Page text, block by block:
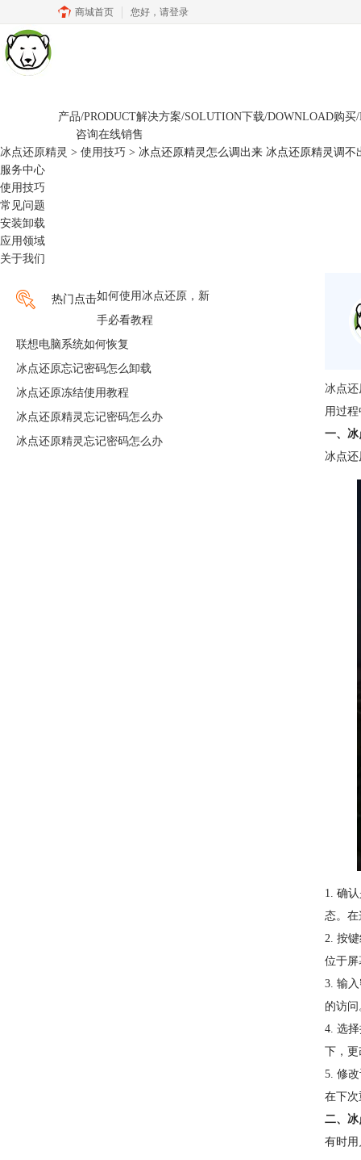
商城首页 您好， 请登录
产品/PRODUCT解决方案/SOLUTION下载/DOWNLOAD购买
咨询在线销售
冰点还原精灵 > 使用技巧 > 冰点还原精灵怎么调出来 冰点还原精灵调不
服务中心
使用技巧
常见问题
安装卸载
应用领域
关于我们
热门点击如何使用冰点还原，新
手必看教程
联想电脑系统如何恢复
冰点还原忘记密码怎么卸载
冰点还原冻结使用教程
冰点还原精灵忘记密码怎么办
冰点还原精灵忘记密码怎么办
冰点还
用过
一、
冰点还
1. 确
态。
2. 按
位于屏
3. 输
的访
4. 选
下，更
5. 修
在下次
二、
有时用